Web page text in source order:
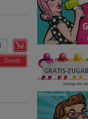
Details